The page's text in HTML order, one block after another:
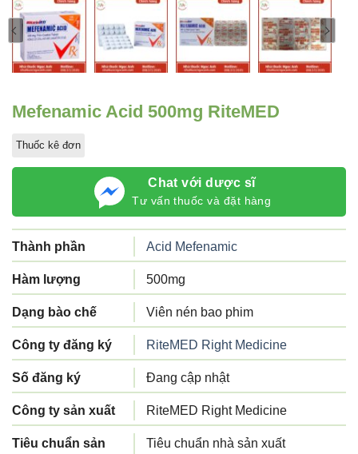
Chat với dược sĩ
Tư vấn thuốc và đặt hàng
Mefenamic Acid 500mg RiteMED
Thuốc kê đơn
Thành phần Acid Mefenamic
Hàm lượng 500mg
Dạng bào chế Viên nén bao phim
Công ty đăng ký RiteMED Right Medicine
Số đăng ký Đang cập nhật
Công ty sản xuất RiteMED Right Medicine
Tiêu chuẩn sản
Tiêu chuẩn nhà sản xuất